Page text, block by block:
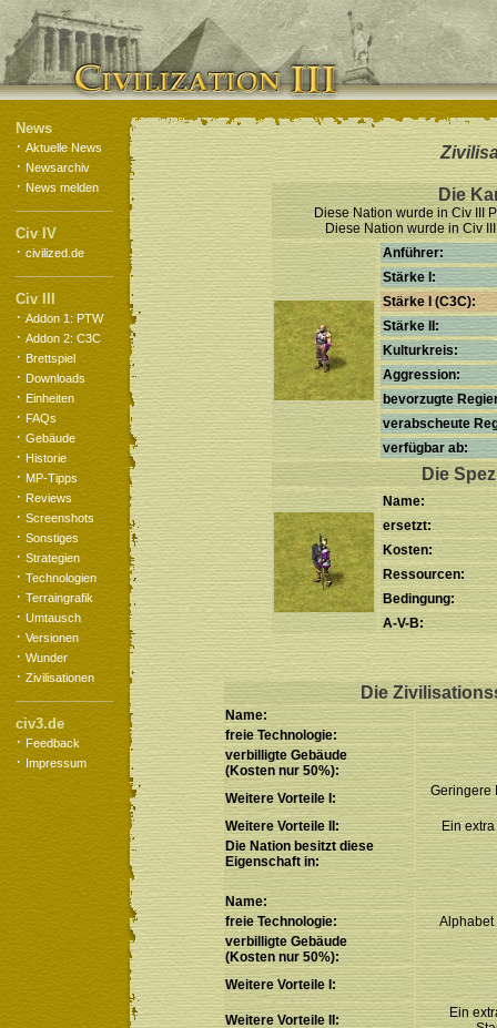
News
· Aktuelle News
· Newsarchiv
· News melden
Civ IV
· civilized.de
Civ III
· Addon 1: PTW
· Addon 2: C3C
· Brettspiel
· Downloads
· Einheiten
· FAQs
· Gebäude
· Historie
· MP-Tipps
· Reviews
· Screenshots
· Sonstiges
· Strategien
· Technologien
· Terraingrafik
· Umtausch
· Versionen
· Wunder
· Zivilisationen
civ3.de
· Feedback
· Impressum
Die
Diese Nation wurde in Civ III
Diese Nation wurde in Civ
Anführer:
Stärke I:
Stärke I (C3C):
Stärke II:
Kulturkreis:
Aggression:
bevorzugte
verabscheute
verfügbar ab:
Die
Name:
ersetzt:
Kosten:
Ressourcen:
Bedingung:
A-V-B:
Die
Name:
freie Technologie:
verbilligte Gebäude
(Kosten nur 50%):
Weitere Vorteile I:
Geringere
Weitere Vorteile II:
Ein
Die Nation besitzt diese
Eigenschaft in:
Name:
freie Technologie:
Alphabet
verbilligte Gebäude
(Kosten nur 50%):
Weitere Vorteile I:
Weitere Vorteile II:
Ein